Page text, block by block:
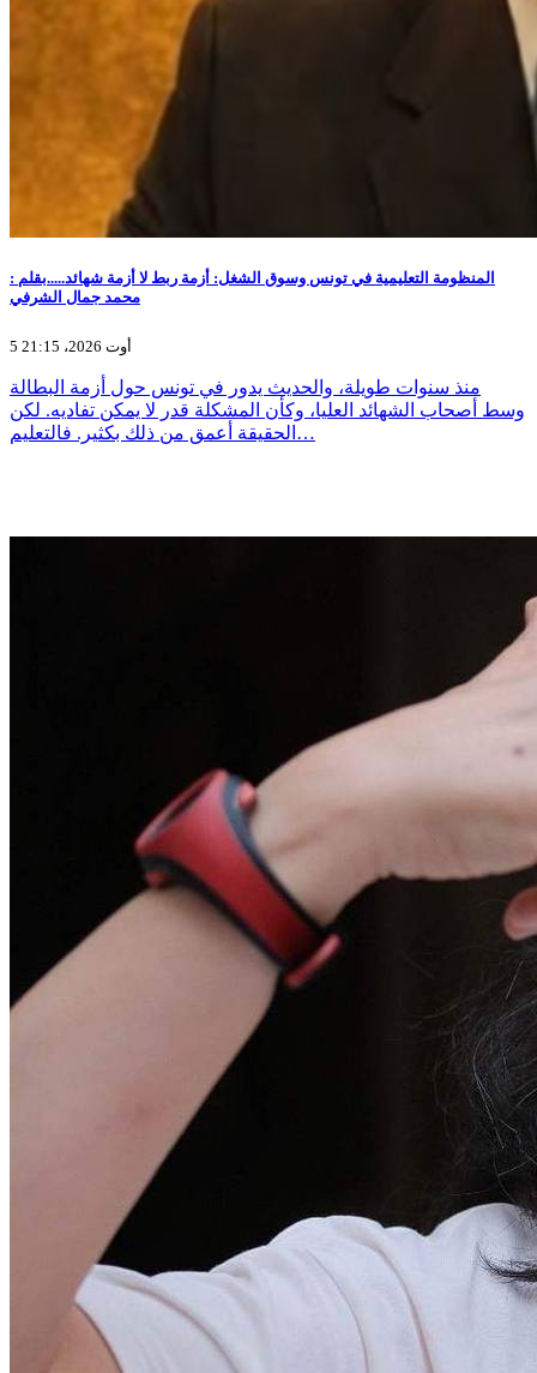
المنظومة التعليمية في تونس وسوق الشغل: أزمة ربط لا أزمة شهائد.....بقلم :
محمد جمال الشرفي
5 أوت 2026، 21:15
منذ سنوات طويلة، والحديث يدور في تونس حول أزمة البطالة
وسط أصحاب الشهائد العليا، وكأن المشكلة قدر لا يمكن تفاديه. لكن
الحقيقة أعمق من ذلك بكثير. فالتعليم…